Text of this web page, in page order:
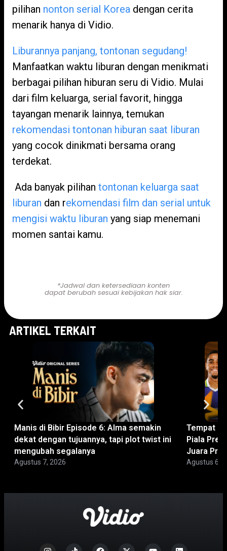
pilihan nonton serial Korea dengan cerita
menarik hanya di Vidio.
Liburannya panjang, tontonan segudang!
Manfaatkan waktu liburan dengan menikmati
berbagai pilihan hiburan seru di Vidio. Mulai
dari film keluarga, serial favorit, hingga
tayangan menarik lainnya, temukan
rekomendasi tontonan hiburan saat liburan
yang cocok dinikmati bersama orang
terdekat.
Ada banyak pilihan tontonan keluarga saat
liburan dan rekomendasi film dan serial untuk
mengisi waktu liburan yang siap menemani
momen santai kamu.
*Jadwal dan ketersediaan konten
dapat berubah sesuai kebijakan hak siar.
ARTIKEL TERKAIT
Manis di Bibir Episode 6: Alma semakin
dekat dengan tujuannya, tapi plot twist ini
mengubah segalanya
Agustus 7, 2026
Tempat
Piala
Juara
Agustus 6,